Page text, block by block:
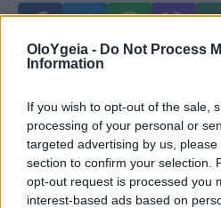
OloYgeia - Do Not Process
Information
If you wish to opt-out of the sale,
processing of your personal or
targeted advertising by us,
section to confirm your selection.
opt-out request is processed you
interest-based ads based on
Just in